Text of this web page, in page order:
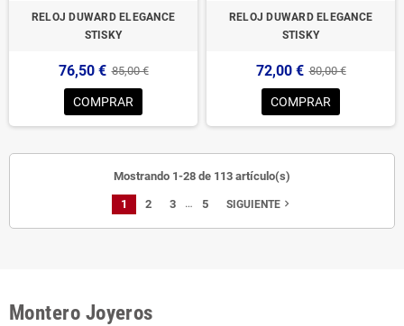
RELOJ DUWARD ELEGANCE
STISKY
76,50 € 85,00 €
COMPRAR
RELOJ DUWARD ELEGANCE
STISKY
72,00 € 80,00 €
COMPRAR
Mostrando 1-28 de 113 artículo(s)
1 2 3 … 5 SIGUIENTEnavigate_next
Montero Joyeros